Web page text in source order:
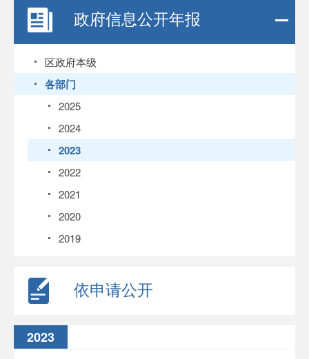
政府信息公开年报
区政府本级
各部门
2025
2024
2023
2022
2021
2020
2019
依申请公开
2023